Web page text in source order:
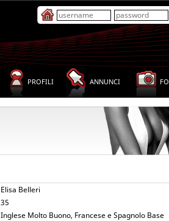
PROFILI ANNUNCI
Elisa Belleri
35
Inglese Molto Buono, Francese e Spagnolo Base